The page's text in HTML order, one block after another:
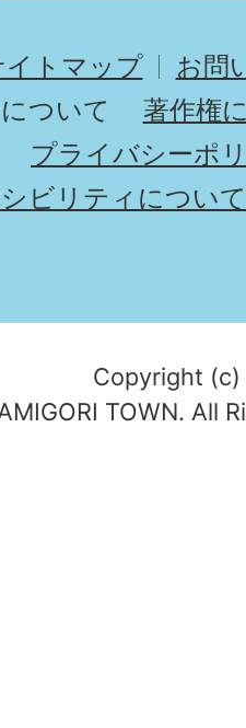
イトマップ
お問
ついて
著作権
プライバシーポ
ビリティについて
Copyright (c)
TOWN. All